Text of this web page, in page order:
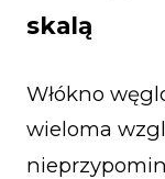
skalą
Włókno
wieloma